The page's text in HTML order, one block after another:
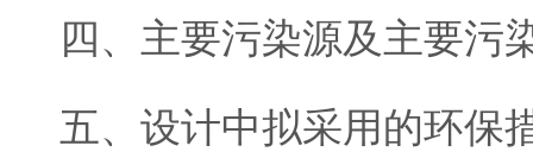
四、主要污染源及主要污
五、设计中拟采用的环保